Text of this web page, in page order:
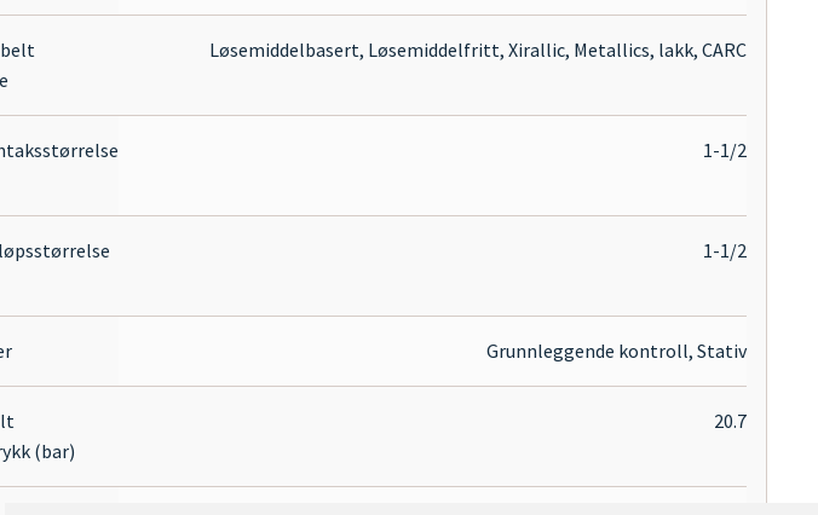
Løsemiddelbasert, Løsemiddelfritt, Xirallic, Metallics, lakk, CARC
1-1/2
1-1/2
Grunnleggende kontroll, Stativ
(bar)
20.7